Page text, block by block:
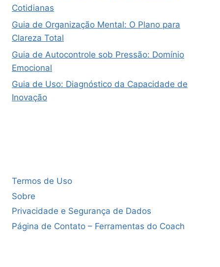
Cotidianas
Guia de Organização Mental: O Plano para
Clareza Total
Guia de Autocontrole sob Pressão: Domínio
Emocional
Guia de Uso: Diagnóstico da Capacidade de
Inovação
Termos de Uso
Sobre
Privacidade e Segurança de Dados
Página de Contato – Ferramentas do Coach